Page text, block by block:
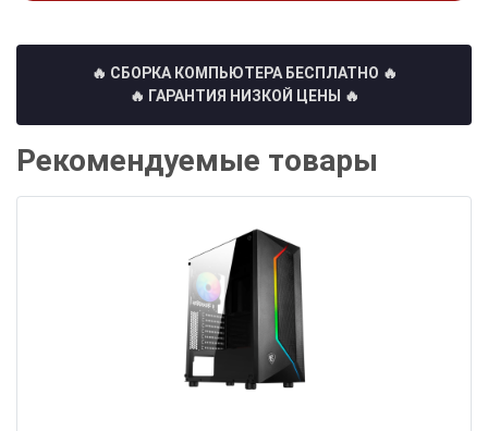
🔥 СБОРКА КОМПЬЮТЕРА БЕСПЛАТНО 🔥
🔥 ГАРАНТИЯ НИЗКОЙ ЦЕНЫ 🔥
Рекомендуемые товары